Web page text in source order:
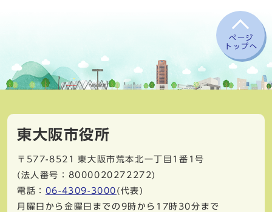
ページ
トップへ
東大阪市役所
〒577-8521
東大阪市荒本北一丁目1番1号
(法人番号：8000020272272)
電話： 06-4309-3000 (代表)
月曜日から金曜日までの9時から17時30分まで